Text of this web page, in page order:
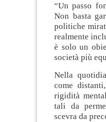
“Un passo
Non basta
politiche
realmente
è solo un
società più
Nella
come
rigidità
tali da
scevra da